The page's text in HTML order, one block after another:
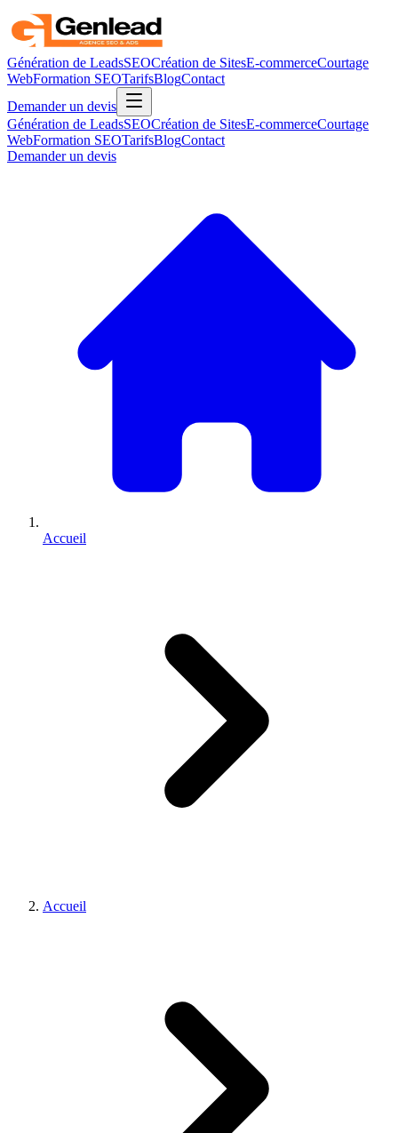
Génération de LeadsSEOCréation de SitesE-commerceCourtage
WebFormation SEOTarifsBlogContact
Demander un devis
Génération de LeadsSEOCréation de SitesE-commerceCourtage
WebFormation SEOTarifsBlogContact
Demander un devis
Accueil
Accueil